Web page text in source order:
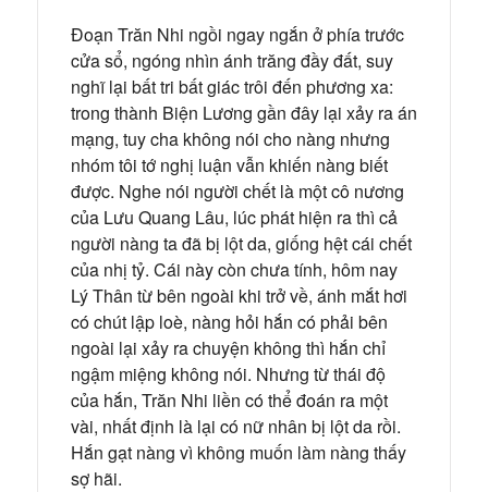
Đoạn Trăn Nhi ngồi ngay ngắn ở phía trước
cửa sổ, ngóng nhìn ánh trăng đầy đất, suy
nghĩ lại bất tri bất giác trôi đến phương xa:
trong thành Biện Lương gần đây lại xảy ra án
mạng, tuy cha không nói cho nàng nhưng
nhóm tôi tớ nghị luận vẫn khiến nàng biết
được. Nghe nói người chết là một cô nương
của Lưu Quang Lâu, lúc phát hiện ra thì cả
người nàng ta đã bị lột da, giống hệt cái chết
của nhị tỷ. Cái này còn chưa tính, hôm nay
Lý Thân từ bên ngoài khi trở về, ánh mắt hơi
có chút lập loè, nàng hỏi hắn có phải bên
ngoài lại xảy ra chuyện không thì hắn chỉ
ngậm miệng không nói. Nhưng từ thái độ
của hắn, Trăn Nhi liền có thể đoán ra một
vài, nhất định là lại có nữ nhân bị lột da rồi.
Hắn gạt nàng vì không muốn làm nàng thấy
sợ hãi.